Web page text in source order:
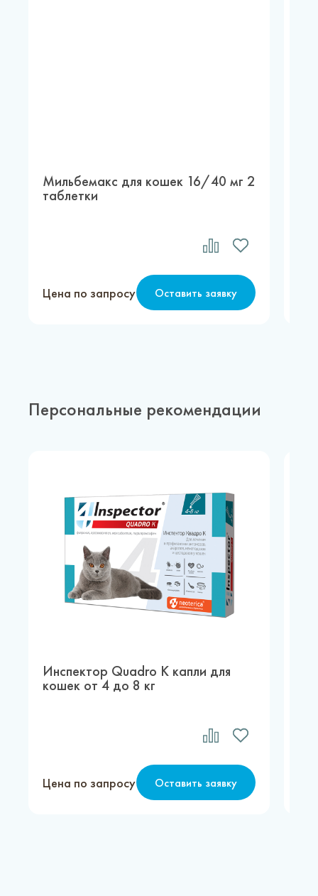
Мильбемакс для кошек 16/40 мг 2
таблетки
Цена по запросу Оставить заявку
Персональные рекомендации
Инспектор Quadro К капли для
кошек от 4 до 8 кг
Цена по запросу Оставить заявку